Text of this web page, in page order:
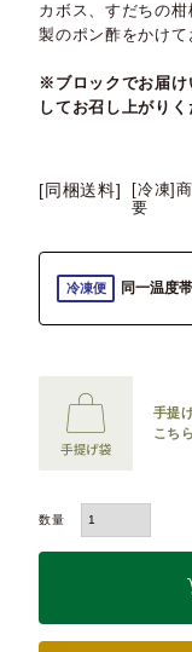
カボス、すだちの
製のポン酢をかけて
※ブロックでお届け
してお召し上がりく
[同梱送料]
[冷凍]
要
冷凍便 同一温度
手提
こち